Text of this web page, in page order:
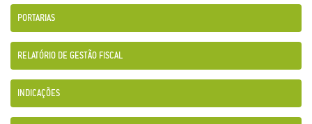
PORTARIAS
RELATÓRIO DE GESTÃO FISCAL
INDICAÇÕES